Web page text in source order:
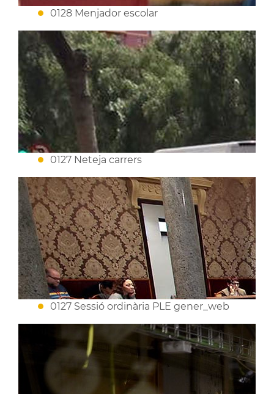
0128 Menjador escolar
0127 Neteja carrers
0127 Sessió ordinària PLE gener_web